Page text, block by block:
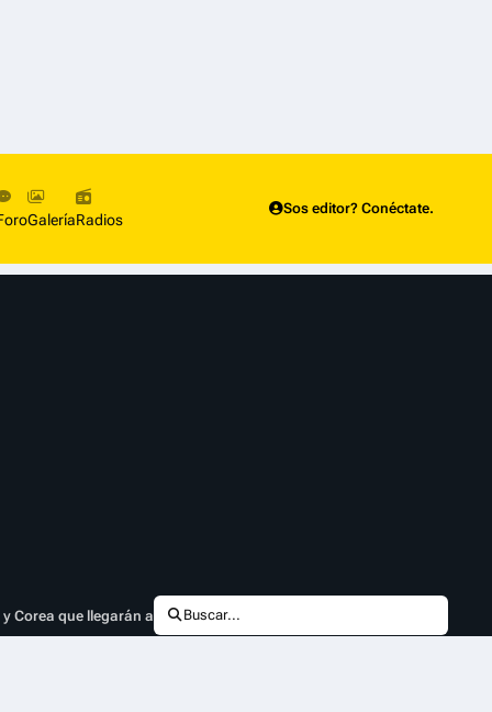
GaleríaRadios
Sos editor? Conéctate.
Corea que llegarán a Disney+Buscar...